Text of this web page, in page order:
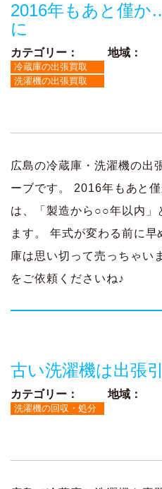
2016年もあと僅か
に
カテゴリー：
冷蔵庫の出張買取
洗濯機の出張買取
地域：
広島の冷蔵庫・洗濯機の出
ーブです。 2016年もあと
は、「製造から○○年以内」
ます。 年式が変わる前に
庫は思い切って売っちゃい
をご依頼くださいね♪
古い洗濯機は出張
カテゴリー：
洗濯機の回収・処分
地域：